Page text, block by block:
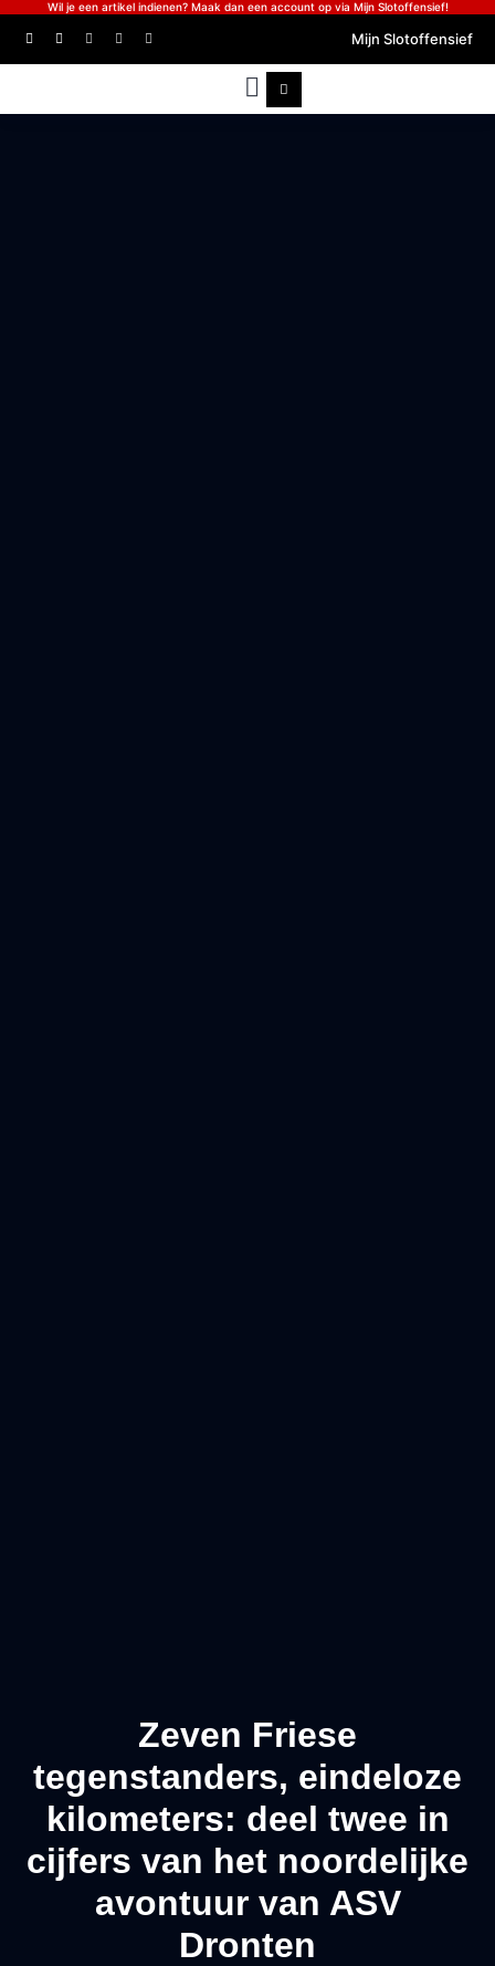
Wil je een artikel indienen? Maak dan een account op via Mijn Slotoffensief!
Mijn Slotoffensief
Zeven Friese
tegenstanders, eindeloze
kilometers: deel twee in
cijfers van het noordelijke
avontuur van ASV
Dronten